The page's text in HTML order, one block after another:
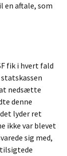
aftale, som
fik i hvert fald
nedsætte
denne
lyder ret
ikke var blevet
sig med,